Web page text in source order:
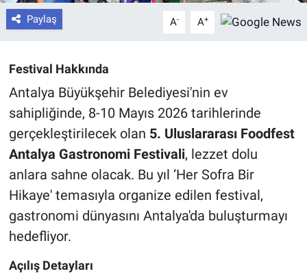
Paylaş A- A+
Festival Hakkında
Antalya Büyükşehir Belediyesi'nin ev
sahipliğinde, 8-10 Mayıs 2026 tarihlerinde
gerçekleştirilecek olan 5. Uluslararası Foodfest
Antalya Gastronomi Festivali, lezzet dolu
anlara sahne olacak. Bu yıl ‘Her Sofra Bir
Hikaye' temasıyla organize edilen festival,
gastronomi dünyasını Antalya'da buluşturmayı
hedefliyor.
Açılış Detayları